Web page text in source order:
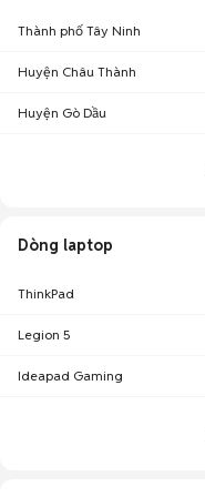
Thành phố Tây Ninh
Huyện Châu Thành
Huyện Gò Dầu
Dòng laptop
ThinkPad
Legion 5
Ideapad Gaming